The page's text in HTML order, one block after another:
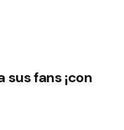
sus fans ¡con